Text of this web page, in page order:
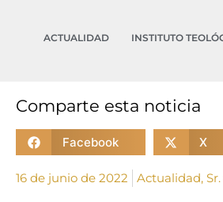
ACTUALIDAD INSTITUTO
Comparte esta noticia
Facebook X
16 de junio de 2022 Actualidad,